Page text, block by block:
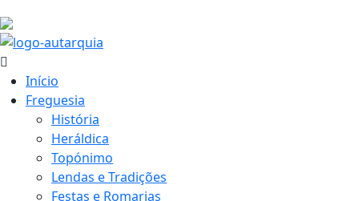
Início
Freguesia
História
Heráldica
Topónimo
Lendas e Tradições
Festas e Romarias